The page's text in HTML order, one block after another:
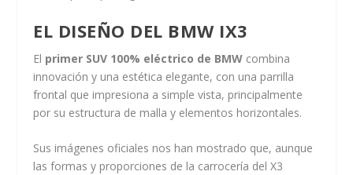
EL DISEÑO DEL BMW IX3
El primer SUV 100% eléctrico de BMW combina
innovación y una estética elegante, con una parrilla
frontal que impresiona a simple vista, principalmente
por su estructura de malla y elementos horizontales.
Sus imágenes oficiales nos han mostrado que, aunque
las formas y proporciones de la carrocería del X3